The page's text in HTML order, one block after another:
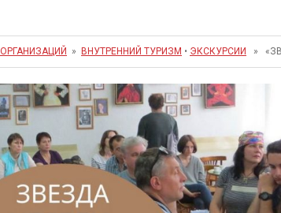
» ВНУТРЕННИЙ ТУРИЗМ • ЭКСКУРСИИ »